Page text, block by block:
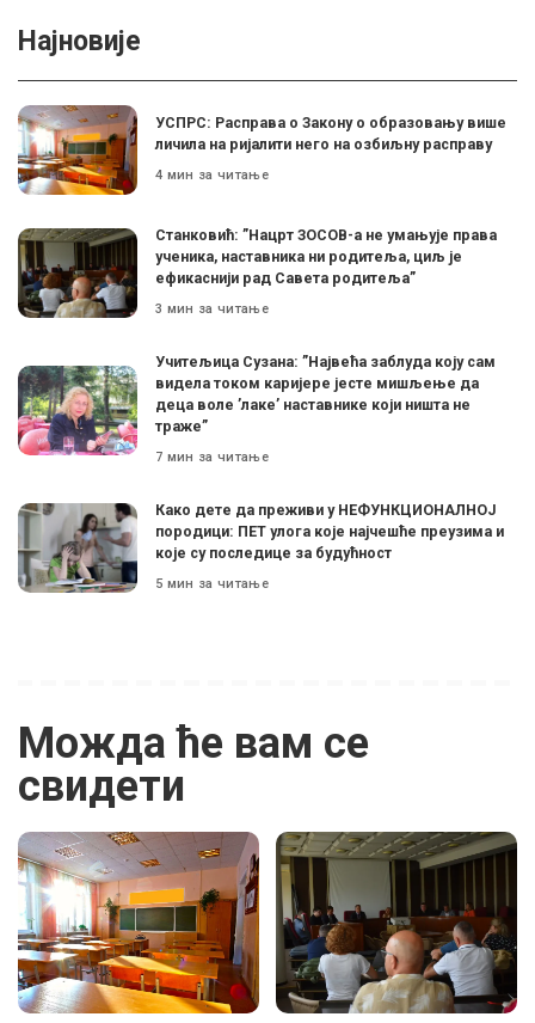
Најновије
УСПРС: Расправа о Закону о образовању више
личила на ријалити него на озбиљну расправу
4 мин за читање
Станковић: ”Нацрт ЗОСОВ-а не умањује права
ученика, наставника ни родитеља, циљ је
ефикаснији рад Савета родитеља”
3 мин за читање
Учитељица Сузана: ”Највећа заблуда коју сам
видела током каријере јесте мишљење да
деца воле ’лаке’ наставнике који ништа не
траже”
7 мин за читање
Како дете да преживи у НЕФУНКЦИОНАЛНОЈ
породици: ПЕТ улога које најчешће преузима и
које су последице за будућност
5 мин за читање
Можда ће вам се
свидети